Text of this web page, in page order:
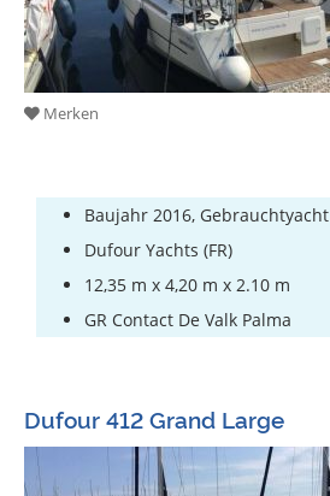
Merken
Baujahr 2016, Gebrauchtyacht
Dufour Yachts (FR)
12,35 m x 4,20 m x 2.10 m
GR Contact De Valk Palma
Dufour 412 Grand Large